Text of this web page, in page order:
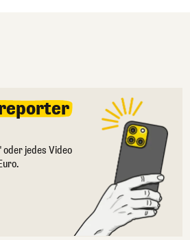
oder jedes Video